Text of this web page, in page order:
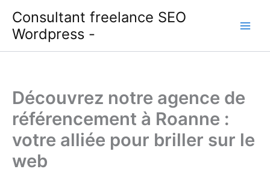
contenu
Consultant freelance SEO
Wordpress -
Découvrez notre agence de
référencement à Roanne :
votre alliée pour briller sur le
web